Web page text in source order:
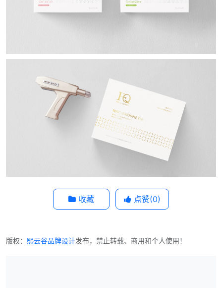
收藏 点赞(0)
版权： 熙云谷品牌设计发布，禁止转载、商用和个人使用！